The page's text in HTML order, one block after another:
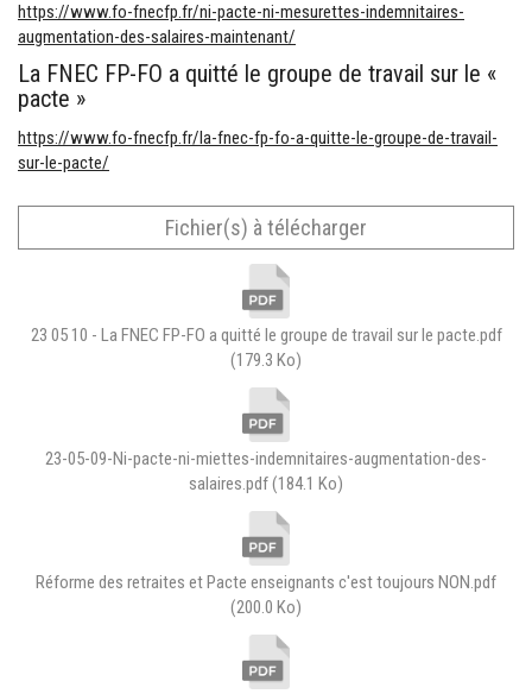
https://www.fo-fnecfp.fr/ni-pacte-ni-mesurettes-indemnitaires-
augmentation-des-salaires-maintenant/
La FNEC FP-FO a quitté le groupe de travail sur le «
pacte »
https://www.fo-fnecfp.fr/la-fnec-fp-fo-a-quitte-le-groupe-de-travail-
sur-le-pacte/
Fichier(s) à télécharger
23 05 10 - La FNEC FP-FO a quitté le groupe de travail sur le pacte.pdf
(179.3 Ko)
23-05-09-Ni-pacte-ni-miettes-indemnitaires-augmentation-des-
salaires.pdf(184.1 Ko)
Réforme des retraites et Pacte enseignants c'est toujours NON.pdf
(200.0 Ko)